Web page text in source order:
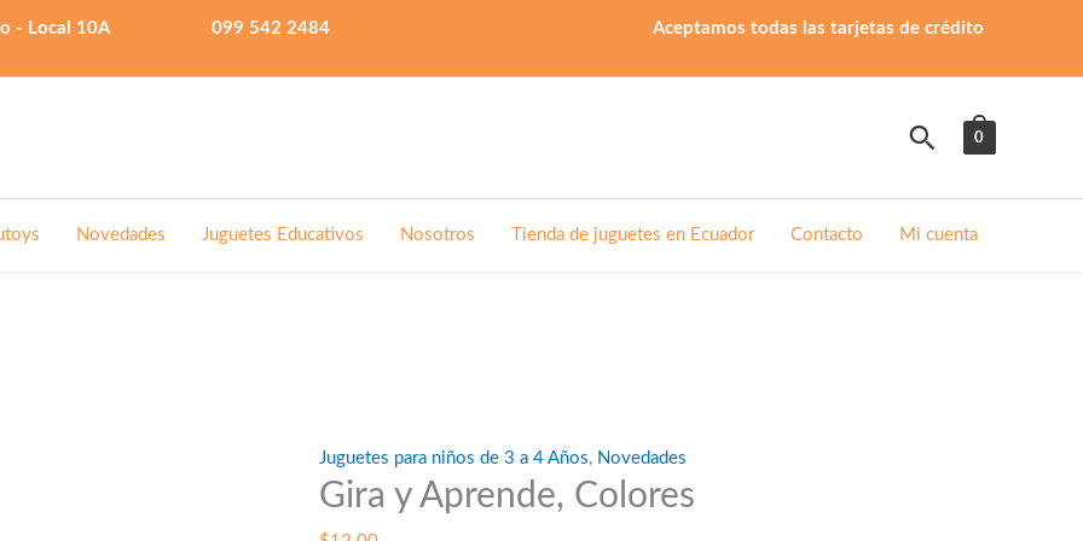
- Local 10A 099 542 2484 Aceptamos todas las tarjetas de crédito
Buscar
0
Novedades Juguetes Educativos Nosotros Tienda de juguetes en Ecuador Contacto Mi cuenta
Juguetes para niños de 3 a 4 Años, Novedades
Gira y Aprende, Colores